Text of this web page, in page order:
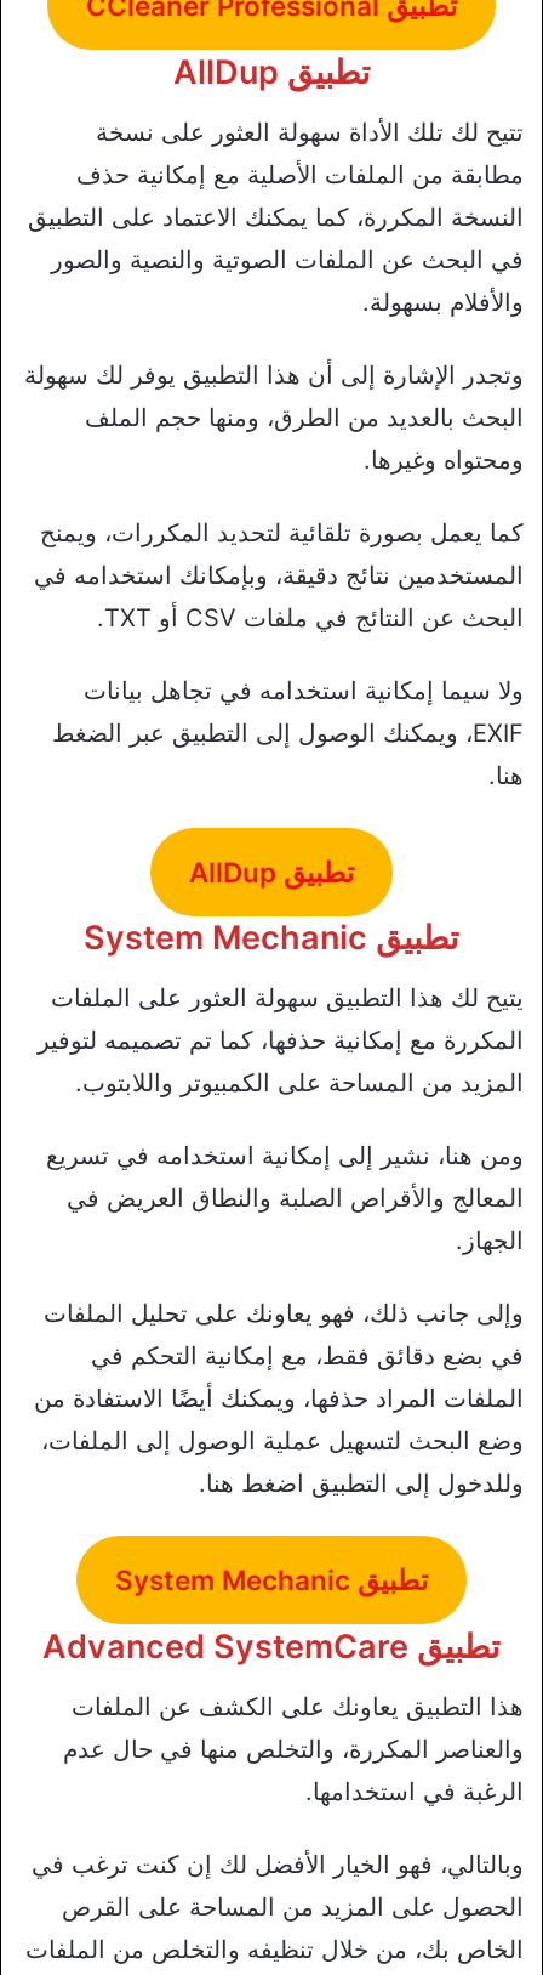
تطبيق AllDup
تتيح لك تلك الأداة سهولة العثور على نسخة
مطابقة من الملفات الأصلية مع إمكانية حذف
النسخة المكررة، كما يمكنك الاعتماد على التطبيق
في البحث عن الملفات الصوتية والنصية والصور
والأفلام بسهولة.
وتجدر الإشارة إلى أن هذا التطبيق يوفر لك سهولة
البحث بالعديد من الطرق، ومنها حجم الملف
ومحتواه وغيرها.
كما يعمل بصورة تلقائية لتحديد المكررات، ويمنح
المستخدمين نتائج دقيقة، وبإمكانك استخدامه في
البحث عن النتائج في ملفات CSV أو TXT.
ولا سيما إمكانية استخدامه في تجاهل بيانات
EXIF، ويمكنك الوصول إلى التطبيق عبر الضغط
هنا.
تطبيق AllDup
تطبيق System Mechanic
يتيح لك هذا التطبيق سهولة العثور على الملفات
المكررة مع إمكانية حذفها، كما تم تصميمه لتوفير
المزيد من المساحة على الكمبيوتر واللابتوب.
ومن هنا، نشير إلى إمكانية استخدامه في تسريع
المعالج والأقراص الصلبة والنطاق العريض في
الجهاز.
وإلى جانب ذلك، فهو يعاونك على تحليل الملفات
في بضع دقائق فقط، مع إمكانية التحكم في
الملفات المراد حذفها، ويمكنك أيضًا الاستفادة من
وضع البحث لتسهيل عملية الوصول إلى الملفات،
وللدخول إلى التطبيق اضغط هنا.
تطبيق System Mechanic
تطبيق Advanced SystemCare
هذا التطبيق يعاونك على الكشف عن الملفات
والعناصر المكررة، والتخلص منها في حال عدم
الرغبة في استخدامها.
وبالتالي، فهو الخيار الأفضل لك إن كنت ترغب في
الحصول على المزيد من المساحة على القرص
الخاص بك، من خلال تنظيفه والتخلص من الملفات